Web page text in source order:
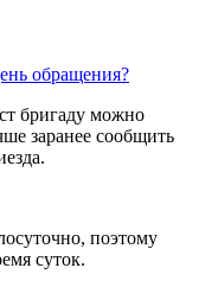
обращения?
бригаду можно
заранее сообщить
поэтому
суток.